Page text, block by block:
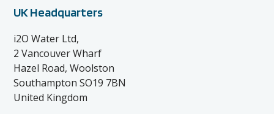
UK Headquarters
i2O Water Ltd,
2 Vancouver Wharf
Hazel Road, Woolston
Southampton SO19 7BN
United Kingdom